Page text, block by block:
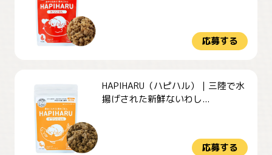
応募する
HAPIHARU（ハピハル）｜三陸で水
揚げされた新鮮ないわし...
応募する